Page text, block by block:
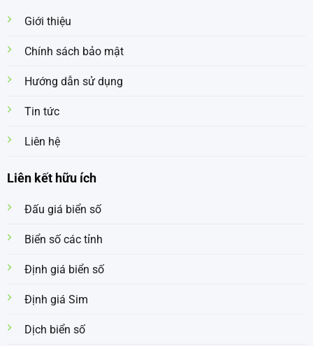
Giới thiệu
Chính sách bảo mật
Hướng dẫn sử dụng
Tin tức
Liên hệ
Liên kết hữu ích
Đấu giá biển số
Biển số các tỉnh
Định giá biển số
Định giá Sim
Dịch biển số